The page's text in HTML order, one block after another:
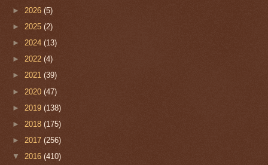
► 2026 (5)
► 2025 (2)
► 2024 (13)
► 2022 (4)
► 2021 (39)
► 2020 (47)
► 2019 (138)
► 2018 (175)
► 2017 (256)
▼ 2016 (410)